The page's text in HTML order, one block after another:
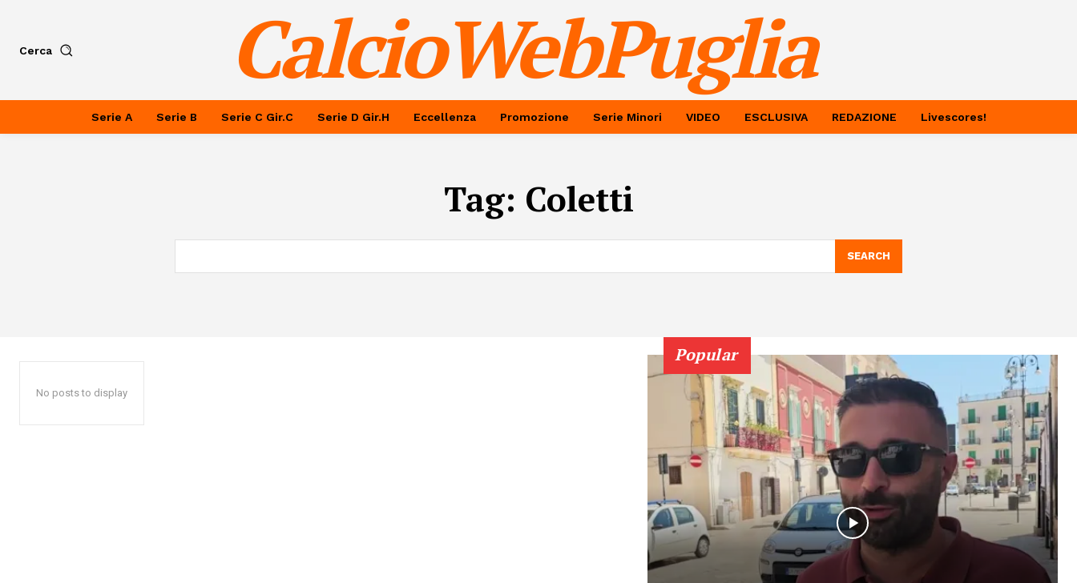
Cerca CalcioWebPuglia
Serie A Serie B Serie C Gir.C Serie D Gir.H Eccellenza Promozione Serie Minori VIDEO ESCLUSIVA REDAZIONE Livescores!
Tag: Coletti
SEARCH
No posts to display
Popular